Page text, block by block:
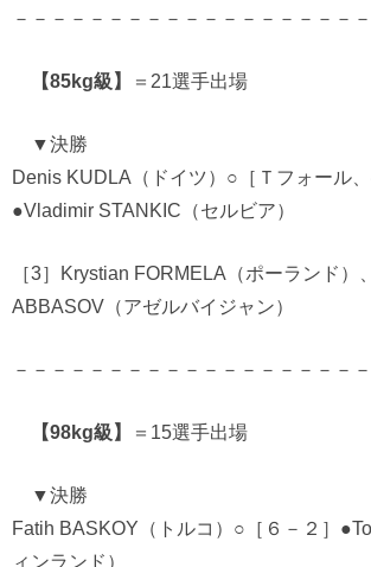
－－－－－－－－－－－－－－－－－－
【85kg級】 ＝21選手出場
▼決勝
Denis KUDLA（ドイツ）○［Ｔフォール、
●Vladimir STANKIC（セルビア）
［3］Krystian FORMELA（ポーランド）
ABBASOV（アゼルバイジャン）
－－－－－－－－－－－－－－－－－－
【98kg級】 ＝15選手出場
▼決勝
Fatih BASKOY（トルコ）○［６－２］
ィンランド）